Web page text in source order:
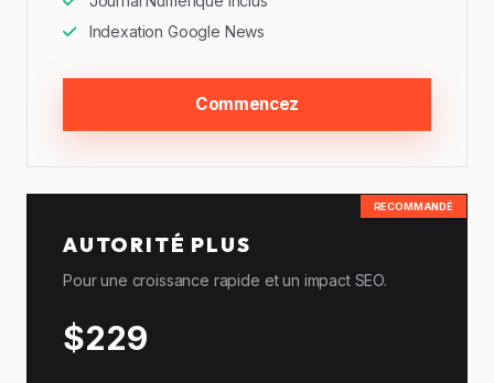
Indexation Google News
Commencez
RECOMMANDÉ
AUTORITÉ PLUS
Pour une croissance rapide et un impact SEO.
$229